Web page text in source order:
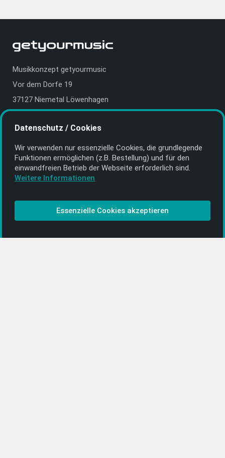
Musikkonzept getyourmusic
Vor dem Dorfe 19
37127 Niemetal Löwenhagen
E-Mail:info@getyourmusic.de
Alle Informationen
Kontakt
CD-Anbieter werden
CD-Anbieter-Login
Datenschutz / Cookies
Wir verwenden nur essenzielle Cookies, die grund­legende
Funktionen ermöglichen (z.B. Bestellung) und für den
einwand­freien Betrieb der Webseite erforderlich sind.
Weitere Informationen
Essenzielle Cookies akzeptieren